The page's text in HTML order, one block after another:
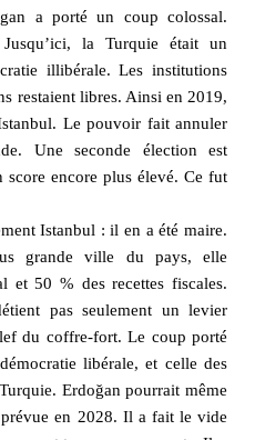
a porté un coup colossal.
la Turquie était un
illibérale. Les institutions
restaient libres. Ainsi en 2019,
Le pouvoir fait annuler
Une seconde élection est
encore plus élevé. Ce fut
Istanbul : il en a été maire.
grande ville du pays, elle
et 50 % des recettes fiscales.
pas seulement un levier
du coffre-fort. Le coup porté
libérale, et celle des
Erdoğan pourrait même
en 2028. Il a fait le vide